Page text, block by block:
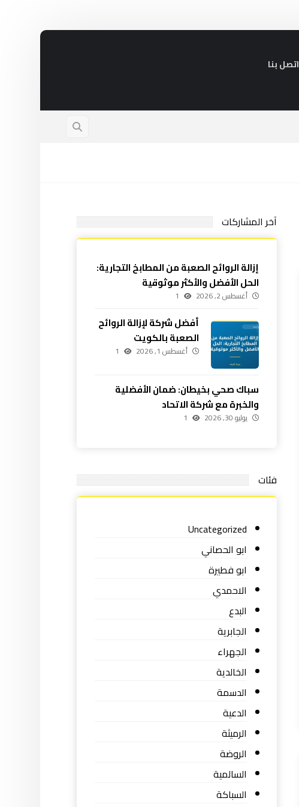
اتصل بنا
آخر المشاركات
إزالة الروائح الصعبة من المطابخ التجارية:
الحل الأفضل والأكثر موثوقية
أغسطس 2, 2026 1
أفضل شركة لإزالة الروائح
الصعبة بالكويت
أغسطس 1, 2026 1
سباك صحي بخيطان: ضمان الأفضلية
والخبرة مع شركة الاتحاد
يوليو 30, 2026 1
فئات
Uncategorized
ابو الحصاني
ابو فطيرة
الاحمدي
البدع
الجابرية
الجهراء
الخالدية
الدسمة
الدعية
الرميثة
الروضة
السالمية
السباكة